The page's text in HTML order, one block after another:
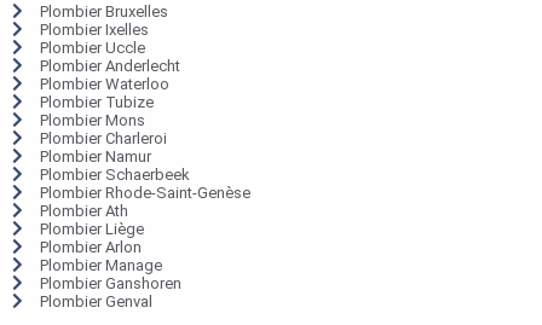
Plombier Bruxelles
Plombier Ixelles
Plombier Uccle
Plombier Anderlecht
Plombier Waterloo
Plombier Tubize
Plombier Mons
Plombier Charleroi
Plombier Namur
Plombier Schaerbeek
Plombier Rhode-Saint-Genèse
Plombier Ath
Plombier Liège
Plombier Arlon
Plombier Manage
Plombier Ganshoren
Plombier Genval